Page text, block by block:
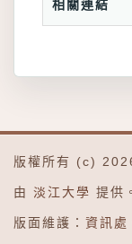
相關連結
版權所有 (c)
由 淡江大學 提供。
版面維護： 資訊處